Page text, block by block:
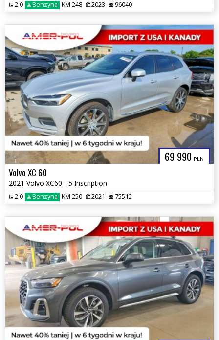
2.0 Benzyna KM 248 2023 96040
69 990 PLN
Volvo XC 60
2021 Volvo XC60 T5 Inscription
2.0 Benzyna KM 250 2021 75512